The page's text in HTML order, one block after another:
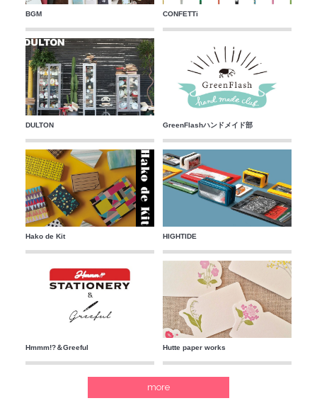
BGM CONFETTi
DULTON GreenFlashハンドメイド部
Hako de Kit HIGHTIDE
Hmmm!?＆Greeful Hutte paper works
more